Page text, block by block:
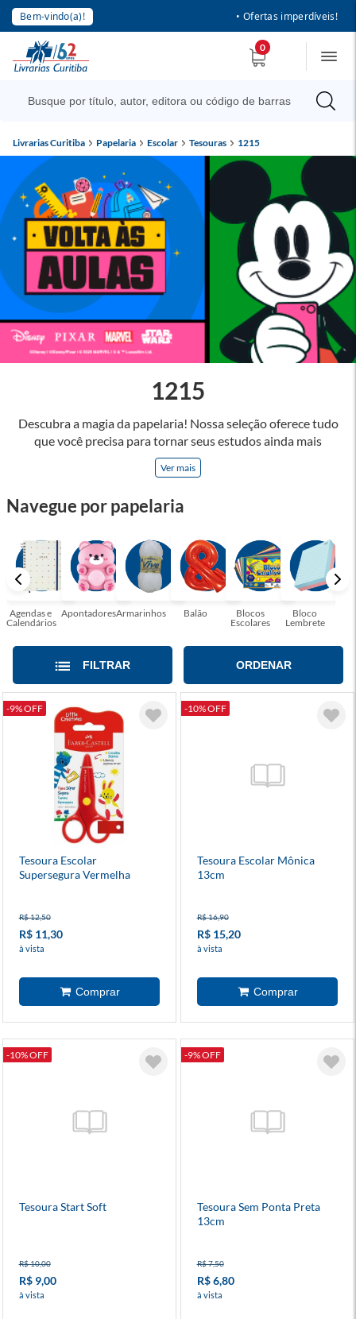
Bem-vindo(a)! • Ofertas imperdíveis!
0
Livrarias Curitiba Papelaria Escolar Tesouras 1215
Descubra a magia da papelaria! Nossa seleção oferece tudo
que você precisa para tornar seus estudos ainda mais
inspiradores e produtos que tornarão sua rotina profissional
mais eficiente e agradável. Abrace a arte de escrever,
cores, ideias e possibilidades. Tenha certeza, temos a
encantadora! Seja para estudantes em busca do material
perfeito para suas aulas, profissionais que buscam organizar
seus escritórios, temos tudo que você precisa!
Ver mais
1215
Navegue por papelaria
Agendas e
Calendários
ApontadoresArmarinhos Balão
Blocos
Escolares
Bloco
Lembrete
FILTRAR ORDENAR
-9% OFF
Tesoura Escolar
Supersegura Vermelha
R$ 12,50
R$ 11,30
à vista
-10% OFF
Tesoura Escolar Mônica
13cm
R$ 16,90
R$ 15,20
à vista
-10% OFF
Tesoura Start Soft
R$ 10,00
R$ 9,00
à vista
-9% OFF
Tesoura Sem Ponta Preta
13cm
R$ 7,50
R$ 6,80
à vista